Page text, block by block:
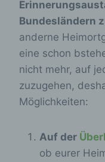
Bundesländern
anderne
eine schon
nicht mehr, auf
zuzugehen,
Möglichkeiten:
Auf der
ob eurer